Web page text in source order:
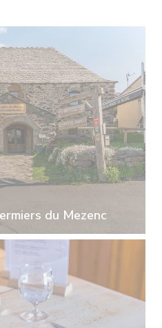
du Mezenc